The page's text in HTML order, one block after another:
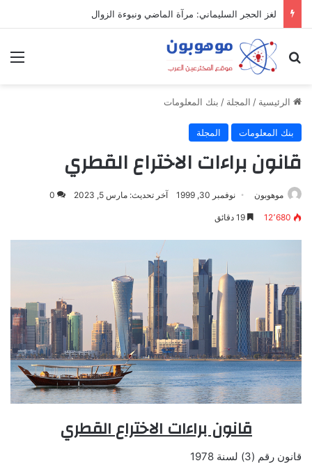
بحث عن
الرئيسية / المجلة / بنك المعلومات
بنك المعلومات المجلة
قانون براءات الاختراع القطري
موهوبون نوفمبر 30, 1999 آخر تحديث: مارس 5, 2023 0
12٬680
قانون براءات الاختراع القطري
قانون رقم (3) لسنة 1978